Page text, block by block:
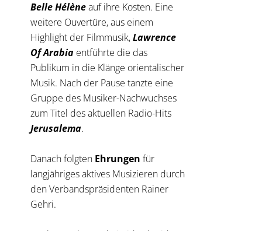
Belle Hélèneauf ihre Kosten. Eine
weitere Ouvertüre, aus einem
Highlight der Filmmusik,Lawrence
Of Arabia entführte die das
Publikum in die Klänge orientalischer
Musik. Nach der Pause tanzte eine
Gruppe des Musiker-Nachwuchses
zum Titel des aktuellen Radio-Hits
Jerusalema.
Danach folgten Ehrungen für
langjähriges aktives Musizieren durch
den Verbandspräsidenten Rainer
Gehri.